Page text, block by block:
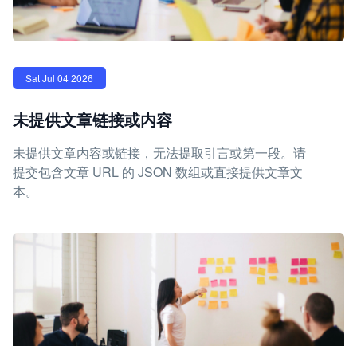
Sat Jul 04 2026
未提供文章链接或内容
未提供文章内容或链接，无法提取引言或第一段。请
提交包含文章 URL 的 JSON 数组或直接提供文章文
本。